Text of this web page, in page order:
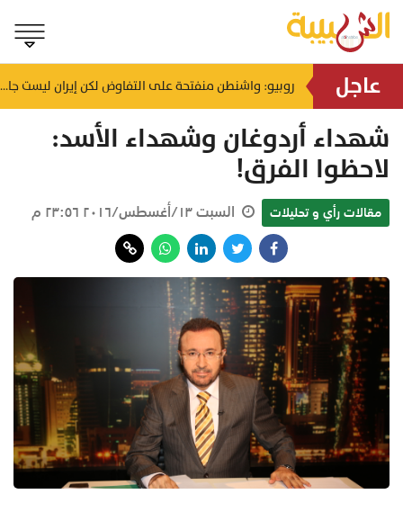
عاجل الرئيس الأمريكي يعتزم فرض رسوم جمركية تصل إلى 200% على الأدوية البديلة المستوردة منذ ٣٢ دقيقة روبيو: واشنطن منفتحة على التفاوض لكن إيران ليست جادة
شهداء أردوغان وشهداء الأسد:
لاحظوا الفرق!
مقالات رأي و تحليلات السبت ١٣/أغسطس/٢٠١٦ ٢٣:٥٦ م